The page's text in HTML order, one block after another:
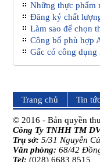
Những thực phẩm
Đăng ký chất
Làm sao để chọn
Công bố phù hợp
Gấc có công dụng
Trang chủ Tin tức
© 2016 - Bản quyền
Công Ty TNHH TM
Trụ sở: 5/31 Nguyễn
Văn phòng: 68/42
Tel: (028) 6683 8515